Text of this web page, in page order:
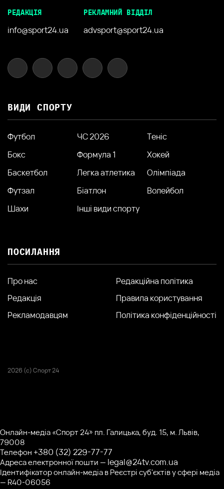
РЕДАКЦІЯ
info@sport24.ua
РЕКЛАМНИЙ ВІДДІЛ
advsport@sport24.ua
ВИДИ СПОРТУ
Футбол ЧС 2026
Теніс
Бокс
Формула 1
Хокей
Баскетбол
Легка атлетика
Олімпіада
Футзал
Біатлон
Волейбол
Шахи
Інші види спорту
ПОСИЛАННЯ
Про нас
Редакція
Рекламодавцям
Редакційна політика
Правила користування
Політика конфіденційності
2026 (с) Спорт 24
Онлайн-медіа «Спорт 24» пл. Галицька, буд. 15, м. Львів,
79008
Телефон +380 (32) 229-77-77
Адреса електронної пошти — legal@24tv.com.ua
Ідентифікатор онлайн-медіа в Реєстрі суб'єктів у сфері медіа
— R40-06056